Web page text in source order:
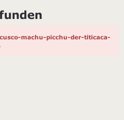
machu-picchu-der-titicaca-